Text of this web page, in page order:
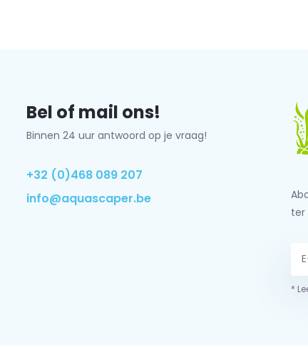
Bel of mail ons!
Binnen 24 uur antwoord op je vraag!
+32 (0)468 089 207
info@aquascaper.be
ter
*